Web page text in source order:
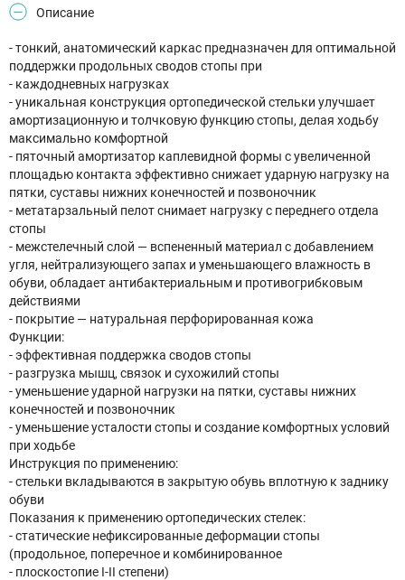
Описание
- тонкий, анатомический каркас предназначен для оптимальной
поддержки продольных сводов стопы при
- каждодневных нагрузках
- уникальная конструкция ортопедической стельки улучшает
амортизационную и толчковую функцию стопы, делая ходьбу
максимально комфортной
- пяточный амортизатор каплевидной формы с увеличенной
площадью контакта эффективно снижает ударную нагрузку на
пятки, суставы нижних конечностей и позвоночник
- метатарзальный пелот снимает нагрузку с переднего отдела
стопы
- межстелечный слой — вспененный материал с добавлением
угля, нейтрализующего запах и уменьшающего влажность в
обуви, обладает антибактериальным и противогрибковым
действиями
- покрытие — натуральная перфорированная кожа
Функции:
- эффективная поддержка сводов стопы
- разгрузка мышц, связок и сухожилий стопы
- уменьшение ударной нагрузки на пятки, суставы нижних
конечностей и позвоночник
- уменьшение усталости стопы и создание комфортных условий
при ходьбе
Инструкция по применению:
- стельки вкладываются в закрытую обувь вплотную к заднику
обуви
Показания к применению ортопедических стелек:
- статические нефиксированные деформации стопы
(продольное, поперечное и комбинированное
- плоскостопие I-II степени)